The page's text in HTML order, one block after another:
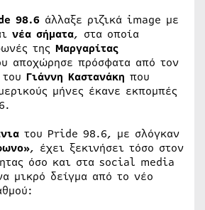
98.6 άλλαξε ριζικά image με
νέα σήματα, στα οποία
της Μαργαρίτας
αποχώρησε πρόσφατα από τον
Γιάννη Καστανάκη που
μήνες έκανε εκπομπές
του Pride 98.6, με σλόγκαν
, έχει ξεκινήσει τόσο στον
όσο και στα social media
μικρό δείγμα από το νέο